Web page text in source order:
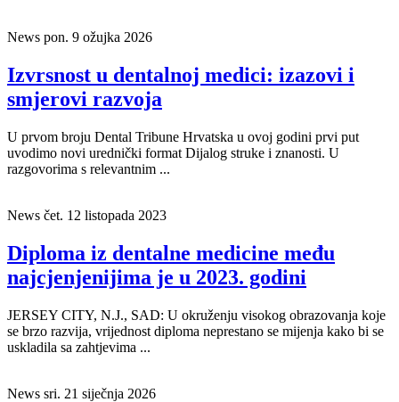
News pon. 9 ožujka 2026
Izvrsnost u dentalnoj medici: izazovi i
smjerovi razvoja
U prvom broju Dental Tribune Hrvatska u ovoj godini prvi put
uvodimo novi urednički format Dijalog struke i znanosti. U
razgovorima s relevantnim ...
News čet. 12 listopada 2023
Diploma iz dentalne medicine među
najcjenjenijima je u 2023. godini
JERSEY CITY, N.J., SAD: U okruženju visokog obrazovanja koje
se brzo razvija, vrijednost diploma neprestano se mijenja kako bi se
uskladila sa zahtjevima ...
News sri. 21 siječnja 2026